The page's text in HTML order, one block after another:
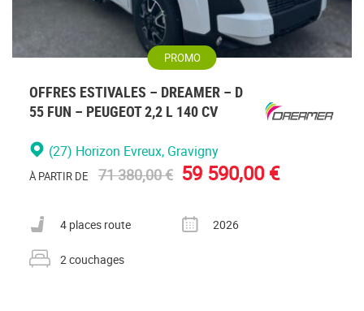
PROMO
OFFRES ESTIVALES – DREAMER – D
55 FUN – PEUGEOT 2,2 L 140 CV
(27) Horizon Evreux, Gravigny
À PARTIR DE 71 380,00 € 59 590,00 €
Nombre de places carte grise
4 places route
Année
2026
Nombre de couchages
2 couchages